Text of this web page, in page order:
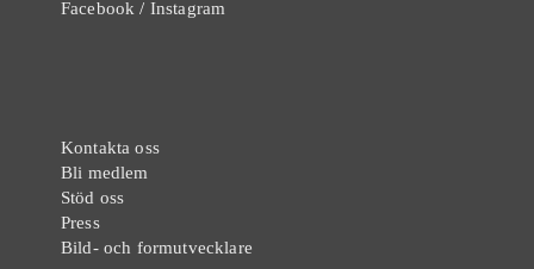
Facebook / Instagram
Kontakta oss
Bli medlem
Stöd oss
Press
Bild- och formutvecklare